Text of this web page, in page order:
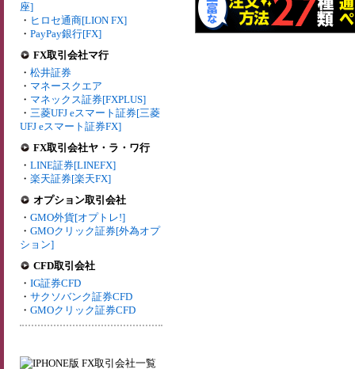
座]
・ ヒロセ通商[LION FX]
・ PayPay銀行[FX]
FX取引会社マ行
・ 松井証券
・ マネースクエア
・ マネックス証券[FXPLUS]
・ 三菱UFJ eスマート証券[三菱
UFJ eスマート証券FX]
FX取引会社ヤ・ラ・ワ行
・ LINE証券[LINEFX]
・ 楽天証券[楽天FX]
オプション取引会社
・ GMO外貨[オプトレ!]
・ GMOクリック証券[外為オプ
ション]
CFD取引会社
・ IG証券CFD
・ サクソバンク証券CFD
・ GMOクリック証券CFD